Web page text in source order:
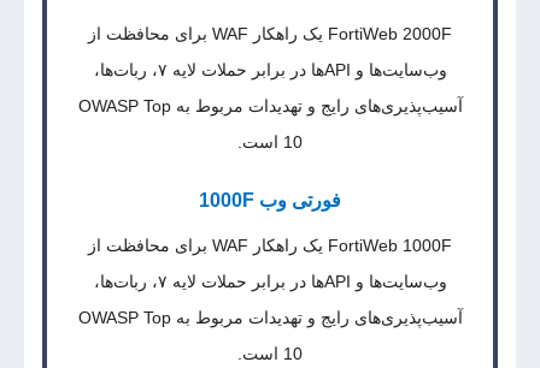
FortiWeb 2000F یک راهکار WAF برای محافظت از
وب‌سایت‌ها و APIها در برابر حملات لایه ۷، ربات‌ها،
آسیب‌پذیری‌های رایج و تهدیدات مربوط به OWASP Top
10 است.
فورتی وب 1000F
FortiWeb 1000F یک راهکار WAF برای محافظت از
وب‌سایت‌ها و APIها در برابر حملات لایه ۷، ربات‌ها،
آسیب‌پذیری‌های رایج و تهدیدات مربوط به OWASP Top
10 است.